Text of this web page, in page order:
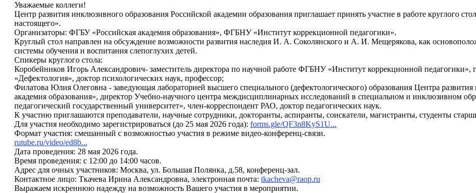
Уважаемые коллеги!
Центр развития инклюзивного образования Российской академии образования приглашает принять участие в работе круглого
настоящего».
Организаторы: ФГБУ «Российская академия образования», ФГБНУ «Институт коррекционной педагогики».
Круглый стол направлен на обсуждение возможности развития наследия И. А. Соколянского и А. И. Мещерякова, как
системы обучения и воспитания слепоглухих детей.
Спикеры круглого стола:
Коробейников Игорь Александрович- заместитель директора по научной работе ФГБНУ «Институт коррекционной педагогики»,
«Дефектология», доктор психологических наук, профессор;
Филатова Юлия Олеговна - заведующая лабораторией высшего специального (дефектологического) образования Центра
академия образования», директор Учебно-научного центра междисциплинарных исследований в специальном и инклюзивном
педагогический государственный университет», член-корреспондент РАО, доктор педагогических наук.
К участию приглашаются преподаватели, научные сотрудники, докторанты, аспиранты, соискатели, магистранты, студенты
Для участия необходимо зарегистрироваться (до 25 мая 2026 года): forms.gle/QF3n8KyS1U...
Формат участия: смешанный с возможностью участия в режиме видео-конференц-связи.
rutube.ru/video/ed8b...
Дата проведения: 28 мая 2026 года.
Время проведения: с 12:00 до 14:00 часов.
Адрес для очных участников: Москва, ул. Большая Полянка, д.58, конференц-зал.
Контактное лицо: Ткачева Ирина Александровна, электронная почта: tkacheva@raop.ru
Выражаем искреннюю надежду на возможность Вашего участия в мероприятии.